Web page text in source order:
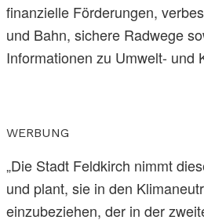
finanzielle Förderungen,
und Bahn, sichere Radwege
Informationen zu Umwelt- und
WERBUNG
„Die Stadt Feldkirch nimmt
und plant, sie in den
einzubeziehen, der in der